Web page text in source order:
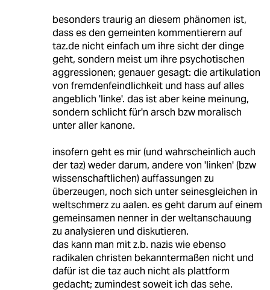
besonders traurig an diesem phänomen ist,
dass es den gemeinten kommentierern auf
taz.de nicht einfach um ihre sicht der dinge
geht, sondern meist um ihre psychotischen
aggressionen; genauer gesagt: die artikulation
von fremdenfeindlichkeit und hass auf alles
angeblich 'linke'. das ist aber keine meinung,
sondern schlicht für'n arsch bzw moralisch
unter aller kanone.
insofern geht es mir (und wahrscheinlich auch
der taz) weder darum, andere von 'linken' (bzw
wissenschaftlichen) auffassungen zu
überzeugen, noch sich unter seinesgleichen in
weltschmerz zu aalen. es geht darum auf einem
gemeinsamen nenner in der weltanschauung
zu analysieren und diskutieren.
das kann man mit z.b. nazis wie ebenso
radikalen christen bekanntermaßen nicht und
dafür ist die taz auch nicht als plattform
gedacht; zumindest soweit ich das sehe.